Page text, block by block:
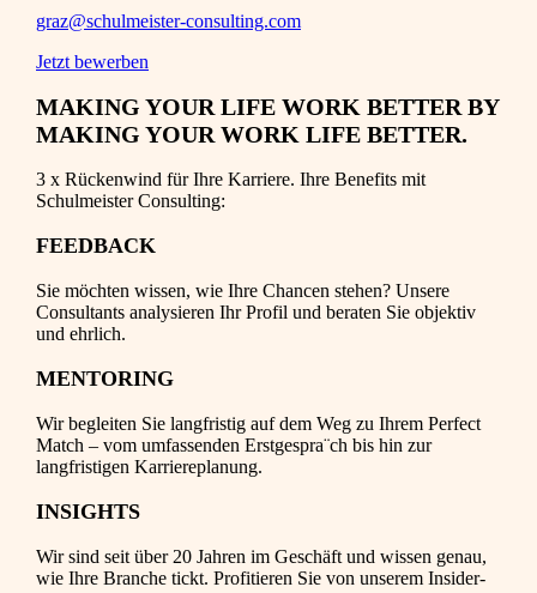
graz@schulmeister-consulting.com
Jetzt bewerben
MAKING YOUR LIFE WORK BETTER BY
MAKING YOUR WORK LIFE BETTER.
3 x Rückenwind für Ihre Karriere. Ihre Benefits mit
Schulmeister Consulting:
FEEDBACK
Sie möchten wissen, wie Ihre Chancen stehen? Unsere
Consultants analysieren Ihr Profil und beraten Sie objektiv
und ehrlich.
MENTORING
Wir begleiten Sie langfristig auf dem Weg zu Ihrem Perfect
Match – vom umfassenden Erstgespra¨ch bis hin zur
langfristigen Karriereplanung.
INSIGHTS
Wir sind seit über 20 Jahren im Geschäft und wissen genau,
wie Ihre Branche tickt. Profitieren Sie von unserem Insider-